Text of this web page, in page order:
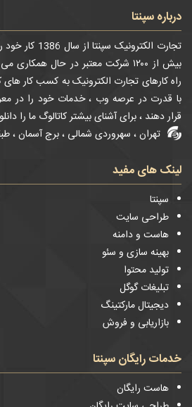
درباره سپنتا
تجارت
بیش از ۱۲۰۰ شرکت معتبر در حال
راه کارهای تجارت الکترونیک به کسب کار
با قدرت در عرصه وب ، خدمات خود را در
قرار دهند ، برای آشنای بیشتر کاتالوگ ما را
تهران ، سهروردی شمالی ، برج آسمان ، طبقه 8
لینک های مفید
سپنتا
طراحی سایت
هاست و دامنه
بهینه سازی و سئو
تولید محتوا
تبلیغات گوگل
دیجیتال مارکتینگ
بازاریابی و فروش
خدمات رایگان سپنتا
هاست رایگان